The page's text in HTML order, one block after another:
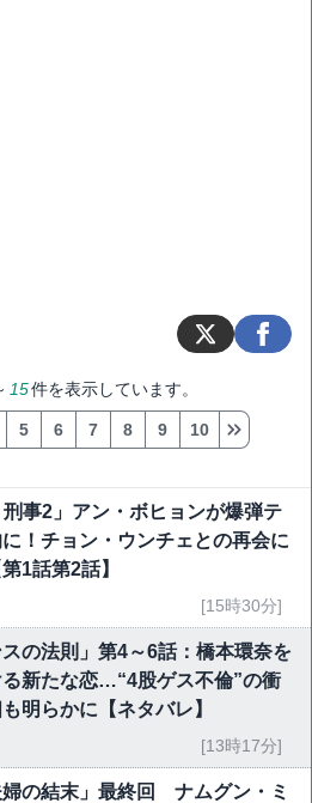
15件を表示しています。
5 6 7 8 9 10
刑事2」アン・ボヒョンが爆弾テ
に！チョン・ウンチェとの再会に
1話第2話】
[15時30分]
スの法則」第4～6話：橋本環奈を
新たな恋…“4股ゲス不倫”の衝
明らかに【ネタバレ】
[13時17分]
の結末」最終回 ナムグン・ミ